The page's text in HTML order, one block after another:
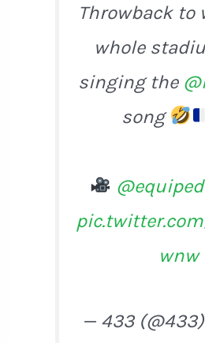
Throwback to
whole
singing the
song
wnw
— 433 (@433)